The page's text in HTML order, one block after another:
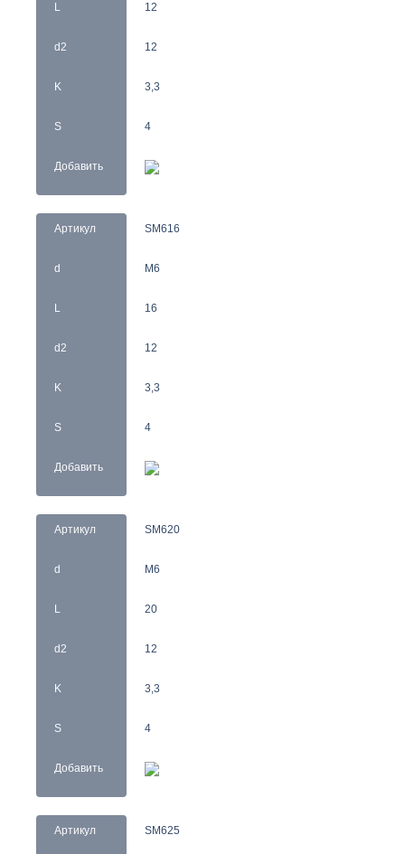
L
d2
K
S
Добавить
12
12
3,3
4
Артикул
d
L
d2
K
S
Добавить
SM616
M6
16
12
3,3
4
Артикул
d
L
d2
K
S
Добавить
SM620
M6
20
12
3,3
4
Артикул SM625